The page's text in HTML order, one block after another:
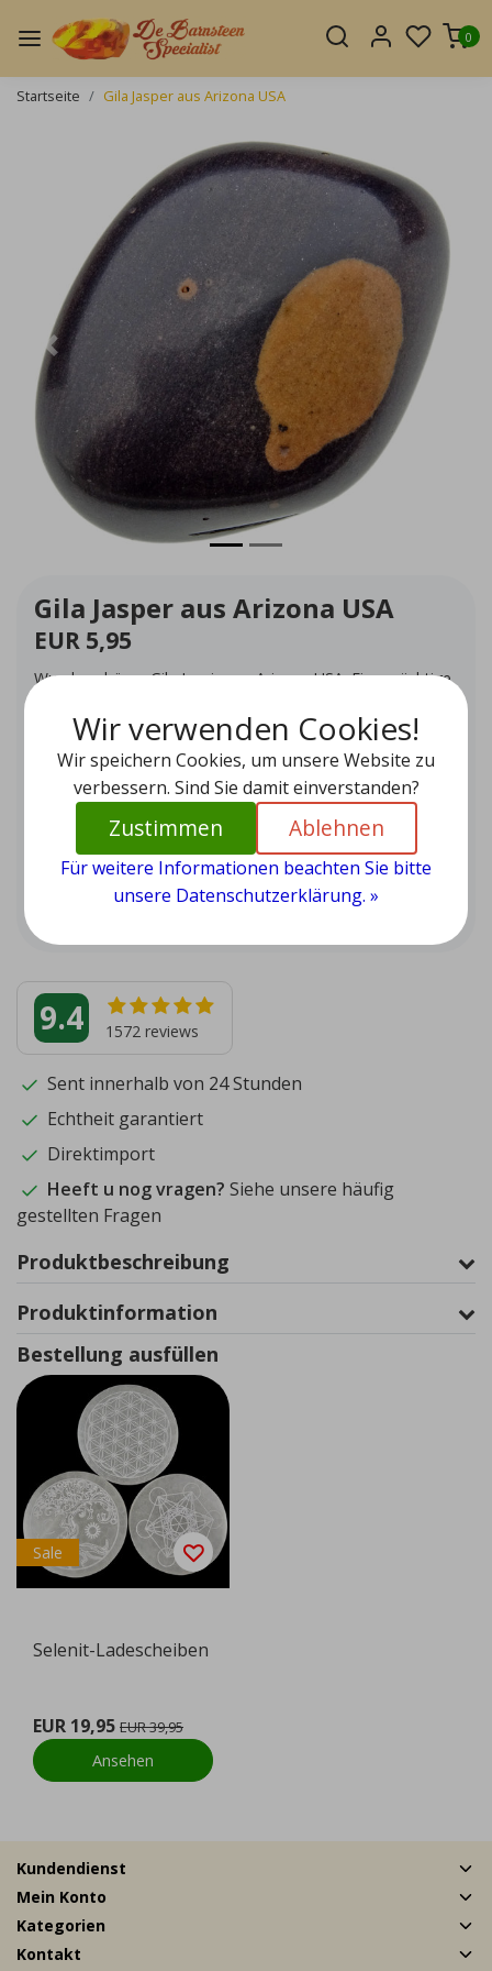
0
Startseite Gila Jasper aus Arizona USA
Zurück
Gila Jasper aus Arizona USA
EUR 5,95
Wunderschöner Gila Jaspis aus Arizona USA. Eine mächtige
Auf Lager (1)
Menge - +
Zum Warenkorb hinzufügen
Zur Wunschliste hinzufügen
9.4 1572 reviews
Sent innerhalb von 24 Stunden
Echtheit garantiert
Direktimport
Heeft u nog vragen? Siehe unsere häufig
gestellten Fragen
Produktbeschreibung
Produktinformation
Bestellung ausfüllen
Sale
Selenit-Ladescheiben
EUR 19,95 EUR 39,95
Ansehen
Kundendienst
Mein Konto
Kategorien
Kontakt
Wir verwenden Cookies!
Wir speichern Cookies, um unsere Website zu
verbessern. Sind Sie damit einverstanden?
Zustimmen Ablehnen
Für weitere Informationen beachten Sie bitte
unsere Datenschutzerklärung. »